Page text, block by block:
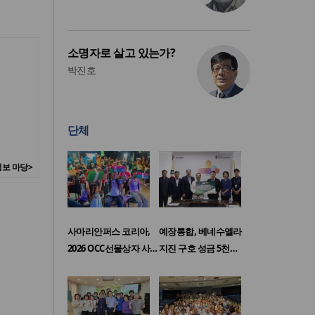
마당>
소명자로 살고 있는가?
박진호
단체
사마리안퍼스 코리아,
2026 OCC선물상자 사…
예장통합, 베네수엘라
지진 구호 성금 5천…